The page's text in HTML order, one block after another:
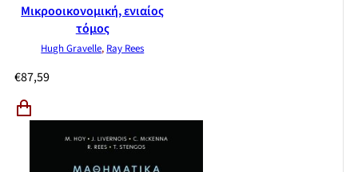
Μικροοικονομική, ενιαίος
τόμος
Hugh Gravelle, Ray Rees
€87,59